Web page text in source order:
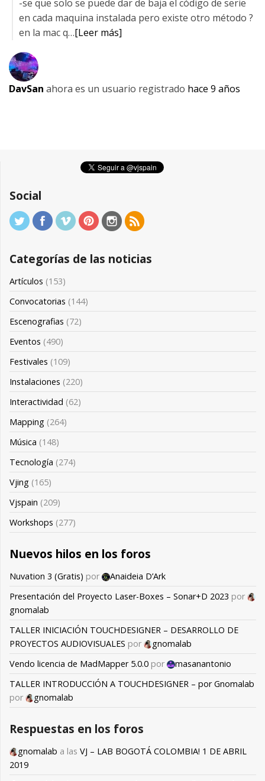
-se que solo se puede dar de baja el código de serie
en cada maquina instalada pero existe otro método ?
en la mac q…[Leer más]
DavSan ahora es un usuario registrado hace 9 años
Social
Categorías de las noticias
Artículos (153)
Convocatorias (144)
Escenografias (72)
Eventos (490)
Festivales (109)
Instalaciones (220)
Interactividad (62)
Mapping (264)
Música (148)
Tecnología (274)
Vjing (165)
Vjspain (209)
Workshops (277)
Nuevos hilos en los foros
Nuvation 3 (Gratis) por
Anaideia D’Ark
Presentación del Proyecto Laser-Boxes – Sonar+D 2023 por
gnomalab
TALLER INICIACIÓN TOUCHDESIGNER – DESARROLLO DE
PROYECTOS AUDIOVISUALES por
gnomalab
Vendo licencia de MadMapper 5.0.0 por
masanantonio
TALLER INTRODUCCIÓN A TOUCHDESIGNER – por Gnomalab
por
gnomalab
Respuestas en los foros
gnomalab a las VJ – LAB BOGOTÁ COLOMBIA! 1 DE ABRIL
2019